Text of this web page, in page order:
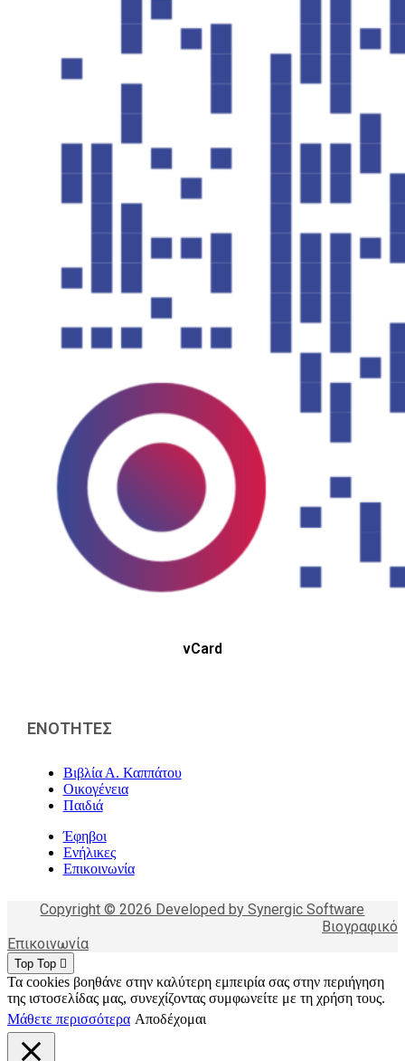
vCard
ΕΝΟΤΗΤΕΣ
Βιβλία Α. Καππάτου
Οικογένεια
Παιδιά
Έφηβοι
Ενήλικες
Επικοινωνία
Copyright © 2026 Developed by Synergic Software
Βιογραφικό
Επικοινωνία
Top Top
Τα cookies βοηθάνε στην καλύτερη εμπειρία σας στην περιήγηση
της ιστοσελίδας μας, συνεχίζοντας συμφωνείτε με τη χρήση τους.
Μάθετε περισσότερα Αποδέχομαι